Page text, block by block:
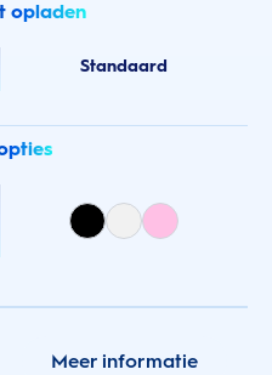
opladen
Standaard
Meer informatie